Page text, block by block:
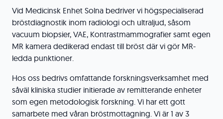
Vid Medicinsk Enhet Solna bedriver vi högspecialiserad
bröstdiagnostik inom radiologi och ultraljud, såsom
vacuum biopsier, VAE, Kontrastmammografier samt egen
MR kamera dedikerad endast till bröst där vi gör MR-
ledda punktioner.
Hos oss bedrivs omfattande forskningsverksamhet med
såväl kliniska studier initierade av remitterande enheter
som egen metodologisk forskning. Vi har ett gott
samarbete med våran bröstmottagning. Vi är 1 av 3